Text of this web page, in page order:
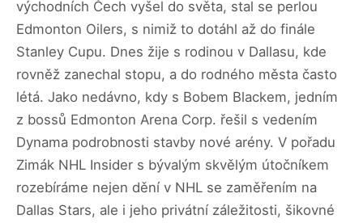
východních Čech vyšel do světa, stal se perlou
Edmonton Oilers, s nimiž to dotáhl až do finále
Stanley Cupu. Dnes žije s rodinou v Dallasu, kde
rovněž zanechal stopu, a do rodného města často
létá. Jako nedávno, kdy s Bobem Blackem, jedním
z bossů Edmonton Arena Corp. řešil s vedením
Dynama podrobnosti stavby nové arény. V pořadu
Zimák NHL Insider s bývalým skvělým útočníkem
rozebíráme nejen dění v NHL se zaměřením na
Dallas Stars, ale i jeho privátní záležitosti, šikovné